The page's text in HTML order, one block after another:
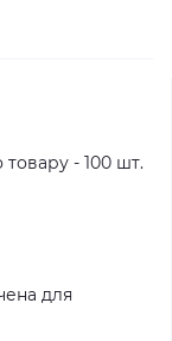
товару - 100 шт.
для